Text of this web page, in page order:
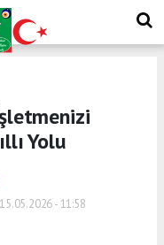
Yolu
- 11:58